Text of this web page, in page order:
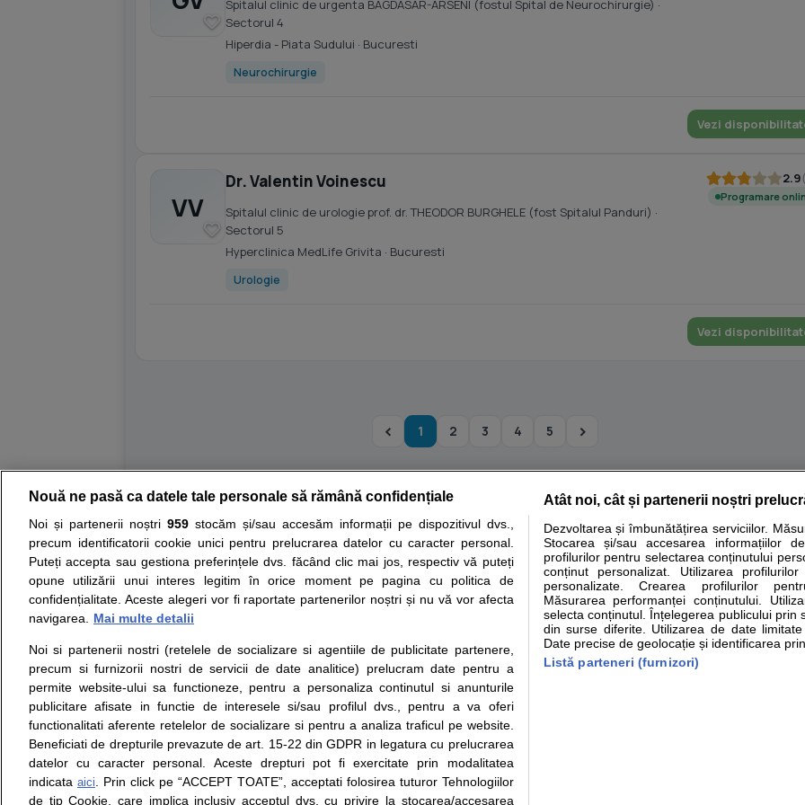
Spitalul clinic de urgenta BAGDASAR-ARSENI (fostul Spital de Neurochirurgie) ·
Sectorul 4
Hiperdia - Piata Sudului · Bucuresti
Neurochirurgie
Vezi
VV
Dr. Valentin Voinescu
Spitalul clinic de urologie prof. dr. THEODOR BURGHELE (fost Spitalul Panduri) ·
Sectorul 5
Hyperclinica MedLife Grivita · Bucuresti
Urologie
2.9
Programare
Vezi
1 2 3 4 5
Resurse: Autoevaluare simptome Interpretare analize Specialitati medicale
Opiniile avizate ale medicilor, sfaturile si orice alte informatii despre sanatate disponibile pe sfatulmedicului.ro au scop informativ si
nici diagnosticul stabilit in urma investigatiilor si analizelor medicale. Va sfatuim, ca pe langa informatia primita pe sfatulmedicului.ro
ii punem la dispozitie pentru programare in sistemul de programari la medic Clickmed.
Despre noi
Contact
Intrebari frecvente
Consultanti
medicali
Termeni si conditii
Politica de
confidentialitate
Politica de cookie
Modifica Setarile Cookie
Drepturile consumatorului
Protectia consumatorilor -
ANPC
Solutionarea Alternativa a
Litigiilor
Info consumator: 0800.080.999
Formulare europene - CNAS
Ministerul Sanatatii - ANMDM
Parteneri
Inscriere clinica
Nouă ne pasă ca datele tale personale să rămână confidențiale
Noi și partenerii noștri 959stocăm și/sau accesăm informații pe dispozitivul dvs.,
precum identificatorii cookie unici pentru prelucrarea datelor cu caracter personal.
Puteți accepta sau gestiona preferințele dvs. făcând clic mai jos, respectiv vă puteți
opune utilizării unui interes legitim în orice moment pe pagina cu politica de
confidențialitate. Aceste alegeri vor fi raportate partenerilor noștri și nu vă vor afecta
navigarea.
Mai multe detalii
Noi si partenerii nostri (retelele de socializare si agentiile de publicitate partenere,
precum si furnizorii nostri de servicii de date analitice) prelucram date pentru a
permite website-ului sa functioneze, pentru a personaliza continutul si anunturile
publicitare afisate in functie de interesele si/sau profilul dvs., pentru a va oferi
functionalitati aferente retelelor de socializare si pentru a analiza traficul pe website.
Beneficiati de drepturile prevazute de art. 15-22 din GDPR in legatura cu prelucrarea
datelor cu caracter personal. Aceste drepturi pot fi exercitate prin modalitatea
indicata aici. Prin click pe “ACCEPT TOATE”, acceptati folosirea tuturor Tehnologiilor
de tip Cookie, care implica inclusiv acceptul dvs. cu privire la stocarea/accesarea
Atât noi, cât și partenerii noștri
Dezvoltarea și îmbunătățirea serviciilor.
Stocarea și/sau accesarea informațiilor
profilurilor pentru selectarea conținutului
conținut personalizat. Utilizarea
personalizate. Crearea profilurilor
Măsurarea performanței conținutului.
selecta conținutul. Înțelegerea publicului prin
din surse diferite. Utilizarea de date
Date precise de geolocație și identificarea
Listă parteneri (furnizori)